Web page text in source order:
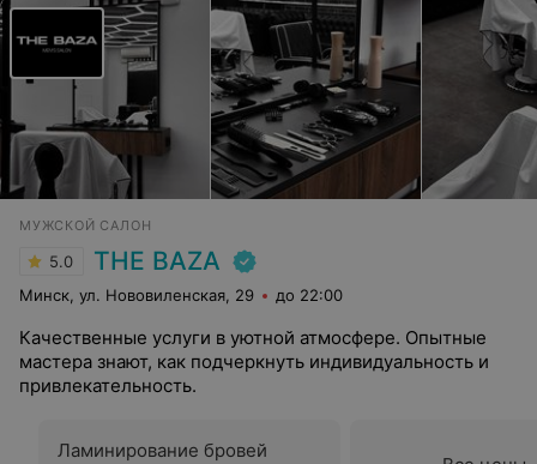
МУЖСКОЙ САЛОН
5.0 THE BAZA
Минск, ул. Нововиленская, 29 до 22:00
Качественные услуги в уютной атмосфере. Опытные
мастера знают, как подчеркнуть индивидуальность и
привлекательность.
Ламинирование бровей